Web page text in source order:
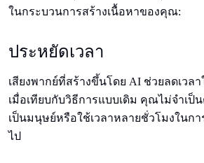
ในกระบวนการสร้างเนื้อหาของคุณ:
ประหยัดเวลา
เสียงพากย์ที่สร้างขึ้นโดย AI ช่วยลดเวลา
เมื่อเทียบกับวิธีการแบบเดิม คุณไม่จําเป็
เป็นมนุษย์หรือใช้เวลาหลายชั่วโมงในก
ไป